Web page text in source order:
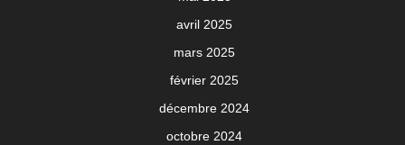
avril 2025
mars 2025
février 2025
décembre 2024
octobre 2024